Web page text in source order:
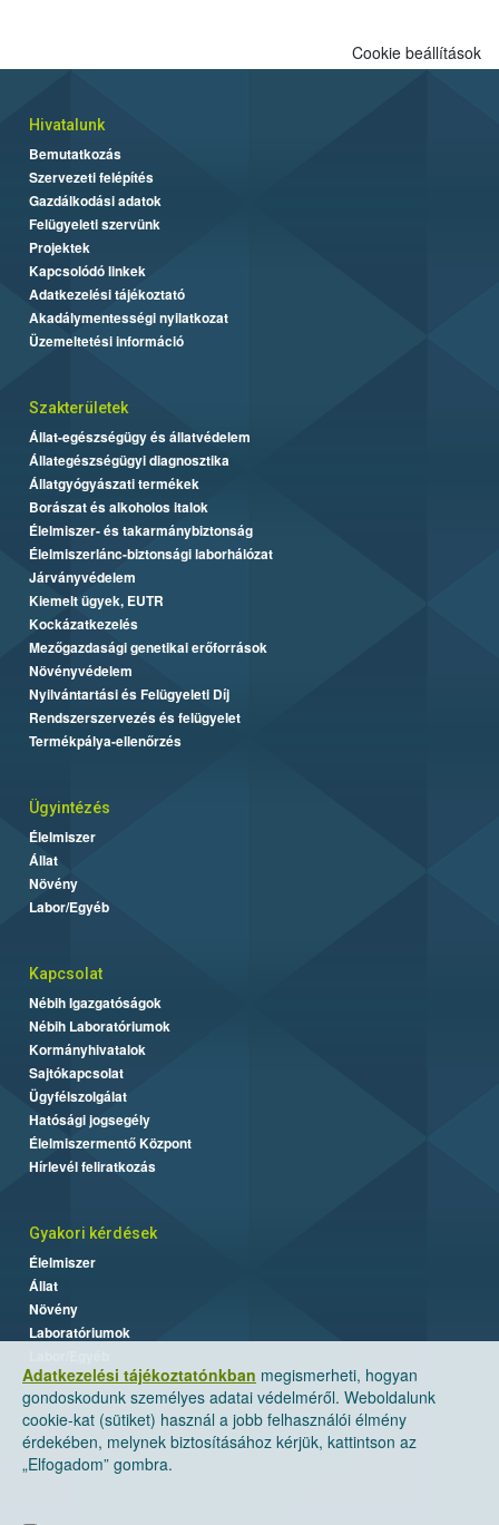
folytatódik a növények fejlődésének nyomonkövetésével.
Adatkezelési tájékoztatónkban megismerheti, hogyan
gondoskodunk személyes adatai védelméről. Weboldalunk
cookie-kat (sütiket) használ a jobb felhasználói élmény
érdekében, melynek biztosításához kérjük, kattintson az
„Elfogadom” gombra.
Cookie beállítások
Hivatalunk
Bemutatkozás
Szervezeti felépítés
Gazdálkodási adatok
Felügyeleti szervünk
Projektek
Kapcsolódó linkek
Adatkezelési tájékoztató
Akadálymentességi nyilatkozat
Üzemeltetési információ
Szakterületek
Állat-egészségügy és állatvédelem
Állategészségügyi diagnosztika
Állatgyógyászati termékek
Borászat és alkoholos italok
Élelmiszer- és takarmánybiztonság
Élelmiszerlánc-biztonsági laborhálózat
Járványvédelem
Kiemelt ügyek, EUTR
Kockázatkezelés
Mezőgazdasági genetikai erőforrások
Növényvédelem
Nyilvántartási és Felügyeleti Díj
Rendszerszervezés és felügyelet
Termékpálya-ellenőrzés
Ügyintézés
Élelmiszer
Állat
Növény
Labor/Egyéb
Kapcsolat
Nébih Igazgatóságok
Nébih Laboratóriumok
Kormányhivatalok
Sajtókapcsolat
Ügyfélszolgálat
Hatósági jogsegély
Élelmiszermentő Központ
Hírlevél feliratkozás
Gyakori kérdések
Élelmiszer
Állat
Növény
Laboratóriumok